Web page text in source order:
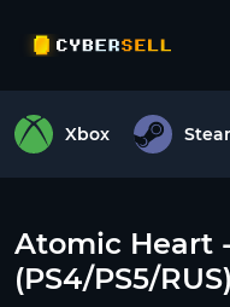
Xbox
Atomic Heart
(PS4/PS5/